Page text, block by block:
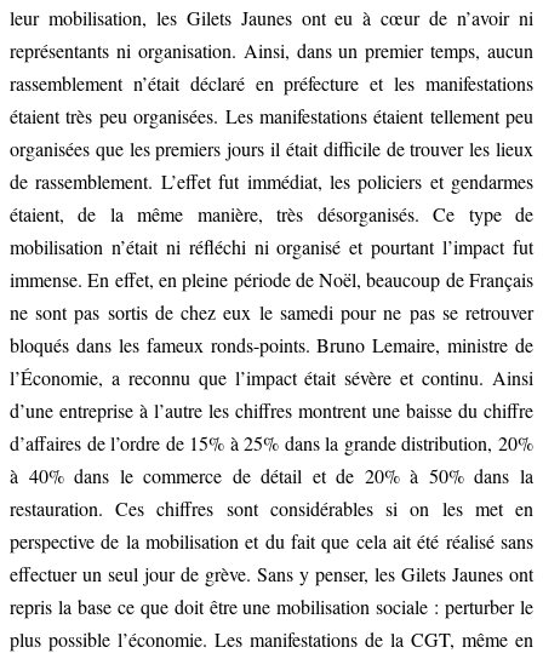
leur mobilisation, les Gilets Jaunes ont eu à cœur de n’avoir ni
représentants ni organisation. Ainsi, dans un premier temps, aucun
rassemblement n’était déclaré en préfecture et les manifestations
étaient très peu organisées. Les manifestations étaient tellement peu
organisées que les premiers jours il était difficile de trouver les lieux
de rassemblement. L’effet fut immédiat, les policiers et gendarmes
étaient, de la même manière, très désorganisés. Ce type de
mobilisation n’était ni réfléchi ni organisé et pourtant l’impact fut
immense. En effet, en pleine période de Noël, beaucoup de Français
ne sont pas sortis de chez eux le samedi pour ne pas se retrouver
bloqués dans les fameux ronds-points. Bruno Lemaire, ministre de
l’Économie, a reconnu que l’impact était sévère et continu. Ainsi
d’une entreprise à l’autre les chiffres montrent une baisse du chiffre
d’affaires de l’ordre de 15% à 25% dans la grande distribution, 20%
à 40% dans le commerce de détail et de 20% à 50% dans la
restauration. Ces chiffres sont considérables si on les met en
perspective de la mobilisation et du fait que cela ait été réalisé sans
effectuer un seul jour de grève. Sans y penser, les Gilets Jaunes ont
repris la base ce que doit être une mobilisation sociale : perturber le
plus possible l’économie. Les manifestations de la CGT, même en